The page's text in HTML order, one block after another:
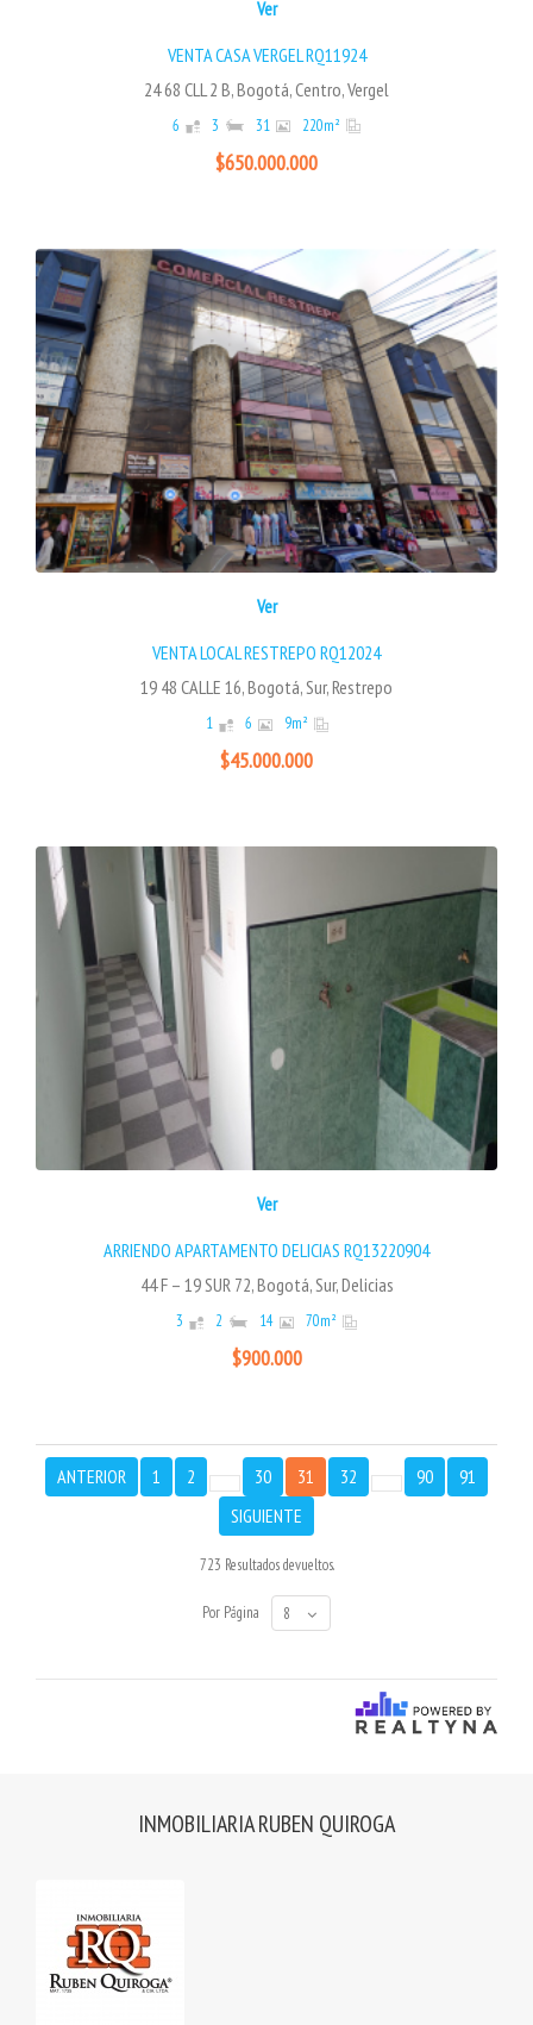
Ver
VENTA CASA VERGEL RQ11924
24 68 CLL 2 B, Bogotá, Centro, Vergel
6 3 31 220m²
$650.000.000
Ver
VENTA LOCAL RESTREPO RQ12024
19 48 CALLE 16, Bogotá, Sur, Restrepo
1 6 9m²
$45.000.000
Ver
ARRIENDO APARTAMENTO DELICIAS RQ13220904
44 F – 19 SUR 72, Bogotá, Sur, Delicias
3 2 14 70m²
$900.000
ANTERIOR 1 2 30 31 32 90
91
SIGUIENTE
723 Resultados devueltos.
Por Página 8
INMOBILIARIA RUBEN QUIROGA
View properties